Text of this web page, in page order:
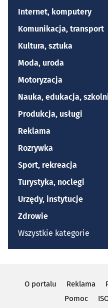
Internet, komputery
Komunikacja, transport
Kultura, sztuka
Moda, uroda
Motoryzacja
Nauka, edukacja,
Produkcja, usługi
Reklama
Rozrywka
Sport, rekreacja
Turystyka, noclegi
Urzędy, instytucje
Zdrowie
Wszystkie kategorie
O portalu Reklama
Pomoc